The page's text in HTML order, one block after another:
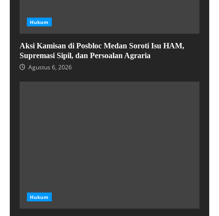
Hukum
Aksi Kamisan di Posbloc Medan Soroti Isu HAM,
Supremasi Sipil, dan Persoalan Agraria
Agustus 6, 2026
Hukum